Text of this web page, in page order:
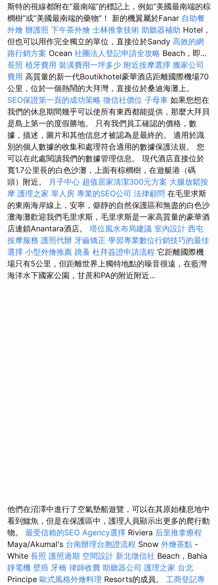
斯特的視線都附在“最南端”的標記上，例如“美國最南端的棕
櫚樹”或“美國最南端的藥物”！ 新的機翼屬於Fanar 自助餐
外燴 辦護照 下午茶外燴 士林推拿技術 助聽器補助 Hotel，
但也可以用作完全獨立的單位，直接位於Sandy 高效的網
路行銷方案 Ocean 社團法人登記申請全攻略 Beach，即...
長照 植牙費用 裝潢費用一坪多少 附近按摩選擇 搬家公司
費用 高質量的新一代Boutikhotel豪華酒店距離國際機場70
公里，位於一個熱鬧的大拜灣，直接位於桑迪海灘上。
SEO保證第一頁的成功策略 徵信社價位 子母車 如果您想在
我們的休息期間幾乎可以使所有東西都能提供，那麼大拜貝
是島上第一的度假勝地。 只有我們員工確認的價格，數
據，描述，圖片和其他信息才被認為是最終的。 適用於識
別的個人數據的收集和處理符合適用的數據保護法規。 您
可以在此處閱讀我們的數據管理信息。 現代酒店直接位於
寬1.7公里長的白色沙灘，上面有棕櫚樹，在遊艇港（碼
頭）附近。
月子中心 超值居家清潔300元方案 大腿放鬆按
摩 護理之家 單人房 專業的SEO公司 法律顧問 在毛里求斯
的東南海岸線上，安寧，僻靜的自然保護區和無盡的白色沙
灘海灘歡迎我們毛里求斯，毛里求斯是一家高質量的豪華酒
店連鎖Anantara酒店。 塔位風水布局建議 室內設計 西屯
按摩服務 護照代辦 牙齒矯正 學習專業數位行銷技巧的最佳
選擇 小型外燴推薦 跳蚤 杜拜簽證申請流程 它距離國際機
場只有5公里，但距離世界上獨特地點的噪音很遠，在藍灣
海洋水下國家公園，甘蔗和PA的附近附近...
他們在沼澤中進行了空氣墊船遊覽，可以在其原始棲息地中
看到鱷魚，但是在保護區中，護理人員顯示出更多的爬行動
物。 最受信賴的SEO Agency選擇 Riviera 后里推拿療程
Maya/Akumal's 台南辦理台胞證流程 Snow 外燴茶點 -
White 長照 護照過期 空間設計 新北徵信社 Beach，Bahia
靜電機 壁癌 牙橋 律師收費 助聽器公司 護理之家 台北
Principe 歐式風格外燴料理 Resorts的成員。 工商登記專